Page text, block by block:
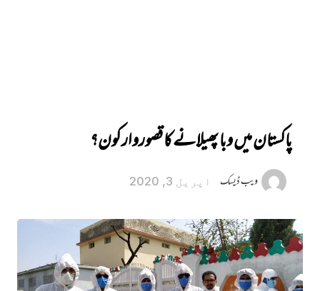
پاکستان میں وبا پھیلانے کا قصوروار کون؟
ویب ڈیسک اپریل 3, 2020